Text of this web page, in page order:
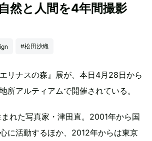
然と人間を4年間撮影
#松田沙織
リナスの森』展が、本日4月28日から
所アルティアムで開催されている。
れた写真家・津田直。2001年から国
に活動するほか、2012年からは東京